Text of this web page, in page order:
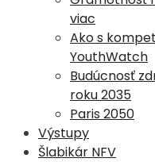
viac
Ako s
YouthWatch
Budúcnosť
roku 2035
Paris 2050
Výstupy
Šlabikár NFV